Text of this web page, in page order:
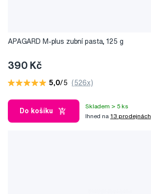
APAGARD M-plus zubní pasta, 125 g
390 Kč
5,0/5 (526x)
Do košíku
Skladem > 5 ks
Ihned na 13 prodejnách